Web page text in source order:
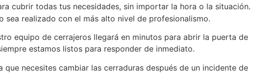
cubrir todas tus necesidades, sin importar la hora o la situación.
sea realizado con el más alto nivel de profesionalismo.
equipo de cerrajeros llegará en minutos para abrir la puerta de
estamos listos para responder de inmediato.
necesites cambiar las cerraduras después de un incidente de